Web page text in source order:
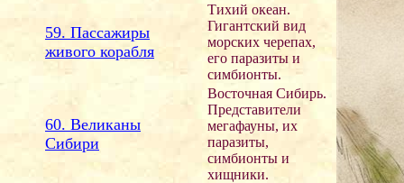
59. Пассажиры
живого корабля
Тихий океан.
Гигантский вид
морских черепах,
его паразиты и
симбионты.
60. Великаны
Сибири
Восточная Сибирь.
Представители
мегафауны, их
паразиты,
симбионты и
хищники.